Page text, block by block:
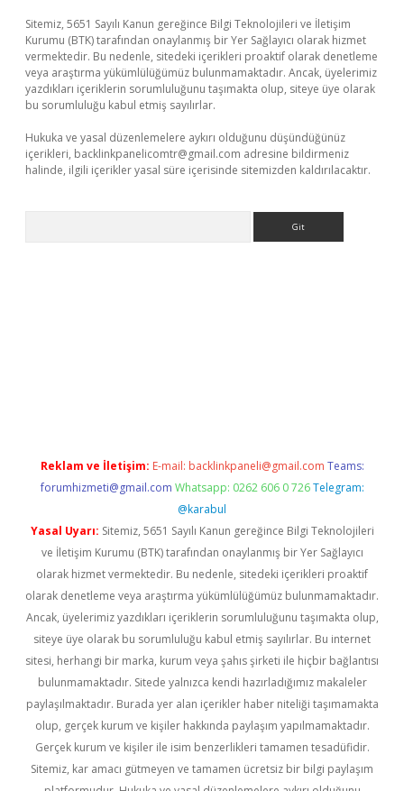
Sitemiz, 5651 Sayılı Kanun gereğince Bilgi Teknolojileri ve İletişim
Kurumu (BTK) tarafından onaylanmış bir Yer Sağlayıcı olarak hizmet
vermektedir. Bu nedenle, sitedeki içerikleri proaktif olarak denetleme
veya araştırma yükümlülüğümüz bulunmamaktadır. Ancak, üyelerimiz
yazdıkları içeriklerin sorumluluğunu taşımakta olup, siteye üye olarak
bu sorumluluğu kabul etmiş sayılırlar.
Hukuka ve yasal düzenlemelere aykırı olduğunu düşündüğünüz
içerikleri, backlinkpanelicomtr@gmail.com adresine bildirmeniz
halinde, ilgili içerikler yasal süre içerisinde sitemizden kaldırılacaktır.
Reklam ve İletişim: E-mail: backlinkpaneli@gmail.com Teams:
forumhizmeti@gmail.com Whatsapp: 0262 606 0 726 Telegram:
@karabul
Yasal Uyarı: Sitemiz, 5651 Sayılı Kanun gereğince Bilgi Teknolojileri
ve İletişim Kurumu (BTK) tarafından onaylanmış bir Yer Sağlayıcı
olarak hizmet vermektedir. Bu nedenle, sitedeki içerikleri proaktif
olarak denetleme veya araştırma yükümlülüğümüz bulunmamaktadır.
Ancak, üyelerimiz yazdıkları içeriklerin sorumluluğunu taşımakta olup,
siteye üye olarak bu sorumluluğu kabul etmiş sayılırlar. Bu internet
sitesi, herhangi bir marka, kurum veya şahıs şirketi ile hiçbir bağlantısı
bulunmamaktadır. Sitede yalnızca kendi hazırladığımız makaleler
paylaşılmaktadır. Burada yer alan içerikler haber niteliği taşımamakta
olup, gerçek kurum ve kişiler hakkında paylaşım yapılmamaktadır.
Gerçek kurum ve kişiler ile isim benzerlikleri tamamen tesadüfidir.
Sitemiz, kar amacı gütmeyen ve tamamen ücretsiz bir bilgi paylaşım